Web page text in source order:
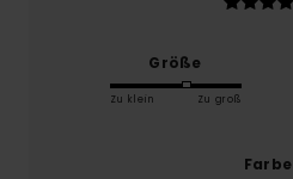
Größe
Zu klein Zu groß
Farbe